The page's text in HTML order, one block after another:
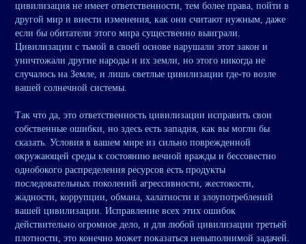
цивилизация не имеет ответственности, тем более права, пойти в
другой мир и внести изменения, как они считают нужным, даже
если бы обитатели этого мира существенно выиграли.
Цивилизации с тьмой в своей основе нарушали этот закон и
уничтожали другие народы и их земли, но этого никогда не
случалось на Земле, и лишь светлые цивилизации где-то возле
вашей солнечной системы.
Так что да, это ответственность цивилизации исправить свои
собственные ошибки, но здесь есть западня, как вы могли бы
сказать. Условия в вашем мире из сильно поврежденной
окружающей среды к состоянию вечной вражды и бессовестно
однобокого распределения ресурсов есть продукты
последовательных поколений агрессивности, жестокости,
жадности, коррупции, обмана, халатности и злоупотреблений
вашей цивилизации. Исправление всех этих ошибок
действительно огромное дело, и для любой цивилизации третьей
плотности, это конечно может показаться невыполнимой задачей.